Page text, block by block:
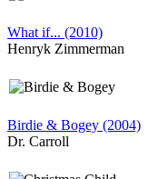
What if... (2010)
Henryk Zimmerman
Birdie & Bogey (2004)
Dr. Carroll